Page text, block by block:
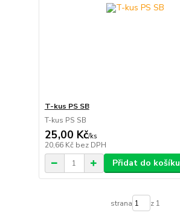
T-kus PS SB
T-kus PS SB
25,00 Kč/ks
20,66 Kč bez DPH
Přidat do košíku
strana z 1